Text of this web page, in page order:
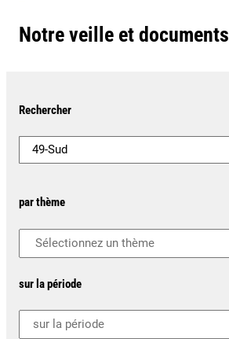
Notre veille et documents
Rechercher
par thème
sur la période